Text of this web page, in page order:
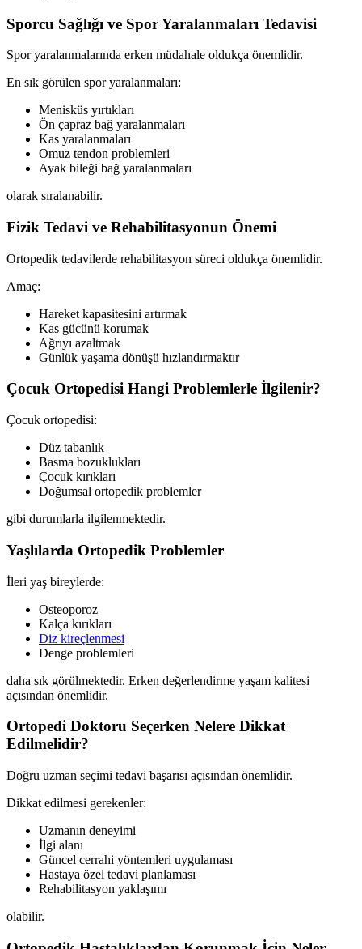
Sporcu Sağlığı ve Spor Yaralanmaları Tedavisi
Spor yaralanmalarında erken müdahale oldukça önemlidir.
En sık görülen spor yaralanmaları:
Menisküs yırtıkları
Ön çapraz bağ yaralanmaları
Kas yaralanmaları
Omuz tendon problemleri
Ayak bileği bağ yaralanmaları
olarak sıralanabilir.
Fizik Tedavi ve Rehabilitasyonun Önemi
Ortopedik tedavilerde rehabilitasyon süreci oldukça önemlidir.
Amaç:
Hareket kapasitesini artırmak
Kas gücünü korumak
Ağrıyı azaltmak
Günlük yaşama dönüşü hızlandırmaktır
Çocuk Ortopedisi Hangi Problemlerle İlgilenir?
Çocuk ortopedisi:
Düz tabanlık
Basma bozuklukları
Çocuk kırıkları
Doğumsal ortopedik problemler
gibi durumlarla ilgilenmektedir.
Yaşlılarda Ortopedik Problemler
İleri yaş bireylerde:
Osteoporoz
Kalça kırıkları
Diz kireçlenmesi
Denge problemleri
daha sık görülmektedir. Erken değerlendirme yaşam kalitesi
açısından önemlidir.
Ortopedi Doktoru Seçerken Nelere Dikkat
Edilmelidir?
Doğru uzman seçimi tedavi başarısı açısından önemlidir.
Dikkat edilmesi gerekenler:
Uzmanın deneyimi
İlgi alanı
Güncel cerrahi yöntemleri uygulaması
Hastaya özel tedavi planlaması
Rehabilitasyon yaklaşımı
olabilir.